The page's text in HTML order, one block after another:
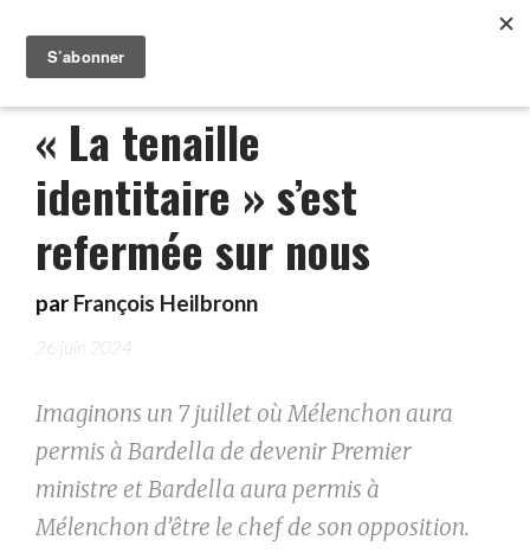
« La tenaille
identitaire » s’est
refermée sur nous
par François Heilbronn
26 juin 2024
Imaginons un 7 juillet où Mélenchon aura
permis à Bardella de devenir Premier
ministre et Bardella aura permis à
Mélenchon d’être le chef de son opposition.